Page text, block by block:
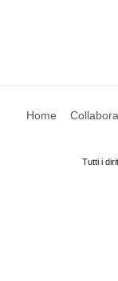
Home
Tutti i